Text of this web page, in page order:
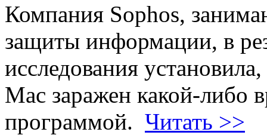
Компания Sophos,
защиты информации, в
исследования
Mac заражен какой-либо
программой. Читать >>